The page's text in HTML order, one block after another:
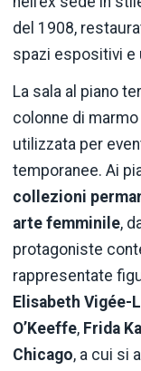
del 1908,
spazi espositivi e
La sala al piano
colonne di
utilizzata per
temporanee. Ai
collezioni
arte femminile,
protagoniste
rappresentate
Elisabeth Vigée-
O’Keeffe, Frida
Chicago, a cui si